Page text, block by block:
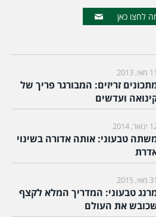
לחצו כאן
11 מאי, 2013
זריזים: המבורגר פריך של
ועדשים
2014
טבעוני: אותה אדורה בשינוי
31 מאי, 2015
טבעוני: המדריך המלא לקצף
את העולם